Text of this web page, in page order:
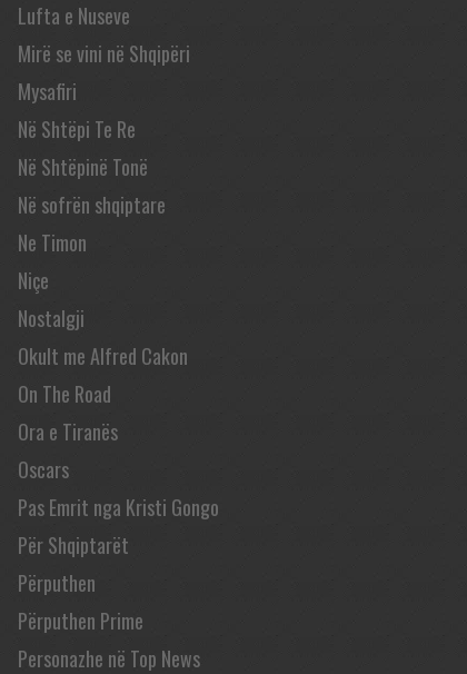
Lufta e Nuseve
Mirë se vini në Shqipëri
Mysafiri
Në Shtëpi Te Re
Në Shtëpinë Tonë
Në sofrën shqiptare
Ne Timon
Niçe
Nostalgji
Okult me Alfred Cakon
On The Road
Ora e Tiranës
Oscars
Pas Emrit nga Kristi Gongo
Për Shqiptarët
Përputhen
Përputhen Prime
Personazhe në Top News